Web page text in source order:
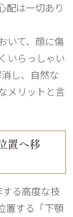
配は一切あり
いて、顔に傷
いらっしゃい
し、自然な
メリットと言
置へ移
る高度な技
置する「下顎